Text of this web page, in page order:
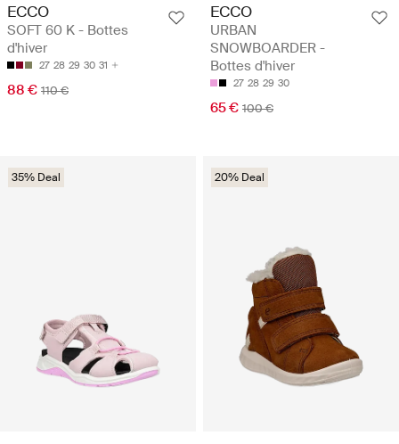
ECCO
SOFT 60 K - Bottes
d'hiver
27 28 29 30 31
88 € 110 €
ECCO
URBAN
SNOWBOARDER -
Bottes d'hiver
27 28 29 30
65 € 100 €
35% Deal 20% Deal